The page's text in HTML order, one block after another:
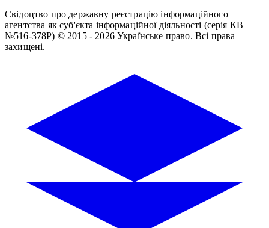
Свідоцтво про державну реєстрацію інформаційного
агентства як суб'єкта інформаційної діяльності (серія КВ
№516-378Р) © 2015 - 2026 Українське право. Всі права
захищені.